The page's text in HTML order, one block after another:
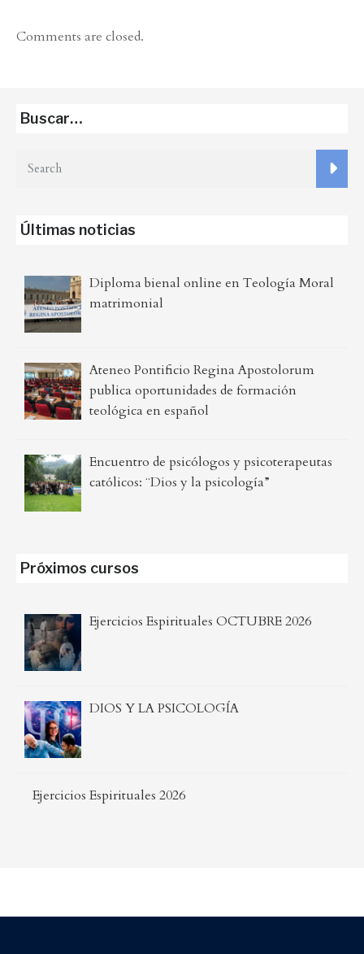
Comments are closed.
Buscar…
Últimas noticias
Diploma bienal online en Teología Moral
matrimonial
Ateneo Pontificio Regina Apostolorum
publica oportunidades de formación
teológica en español
Encuentro de psicólogos y psicoterapeutas
católicos: ¨Dios y la psicología”
Próximos cursos
Ejercicios Espirituales OCTUBRE 2026
DIOS Y LA PSICOLOGÍA
Ejercicios Espirituales 2026